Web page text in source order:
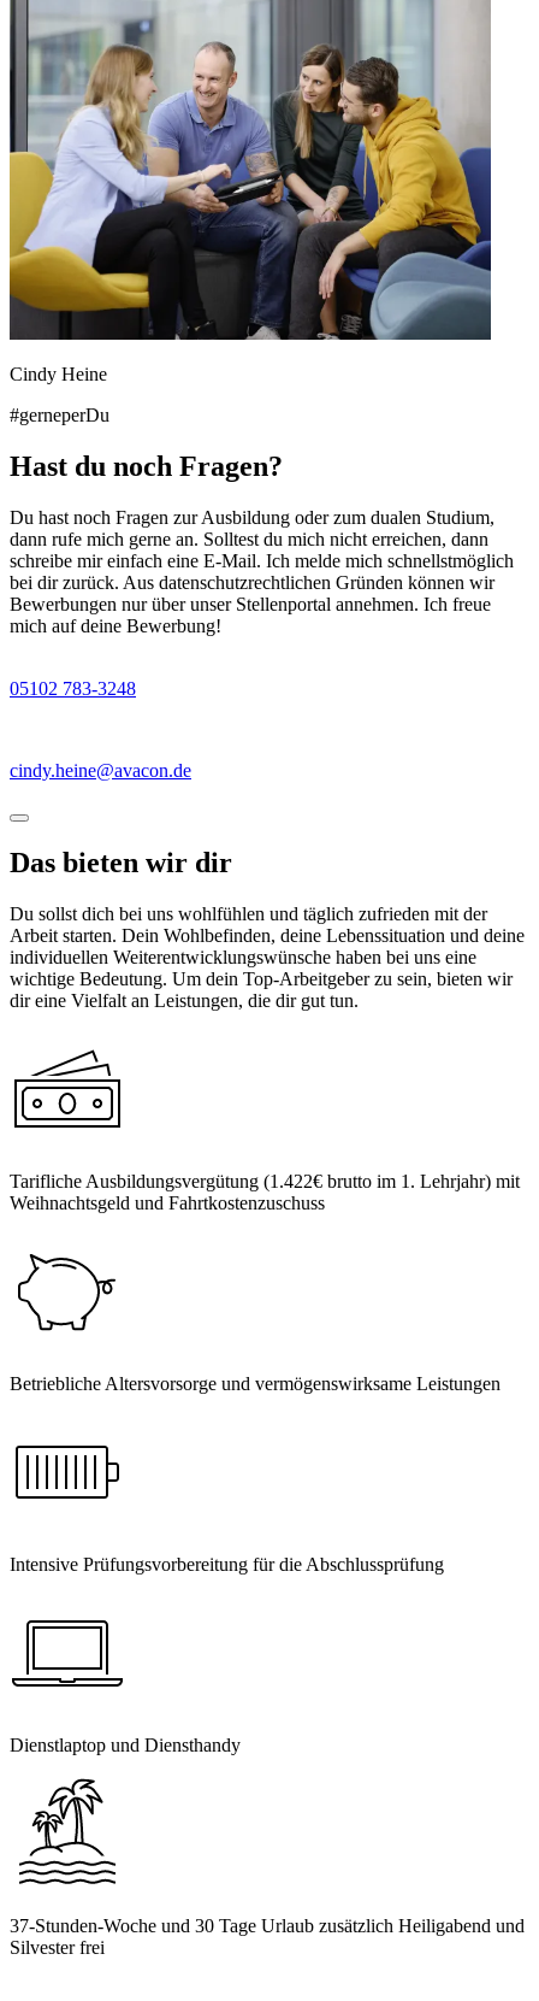
Cindy Heine
#gerneperDu
Hast du noch Fragen?
Du hast noch Fragen zur Ausbildung oder zum dualen Studium,
dann rufe mich gerne an. Solltest du mich nicht erreichen, dann
schreibe mir einfach eine E-Mail. Ich melde mich schnellstmöglich
bei dir zurück. Aus datenschutzrechtlichen Gründen können wir
Bewerbungen nur über unser Stellenportal annehmen. Ich freue
mich auf deine Bewerbung!
05102 783-3248
cindy.heine@avacon.de
Das bieten wir dir
Du sollst dich bei uns wohlfühlen und täglich zufrieden mit der
Arbeit starten. Dein Wohlbefinden, deine Lebenssituation und deine
individuellen Weiterentwicklungswünsche haben bei uns eine
wichtige Bedeutung. Um dein Top-Arbeitgeber zu sein, bieten wir
dir eine Vielfalt an Leistungen, die dir gut tun.
Tarifliche Ausbildungsvergütung (1.422€ brutto im 1. Lehrjahr) mit
Weihnachtsgeld und Fahrtkostenzuschuss
Betriebliche Altersvorsorge und vermögenswirksame Leistungen
Intensive Prüfungsvorbereitung für die Abschlussprüfung
Dienstlaptop und Diensthandy
37-Stunden-Woche und 30 Tage Urlaub zusätzlich Heiligabend und
Silvester frei